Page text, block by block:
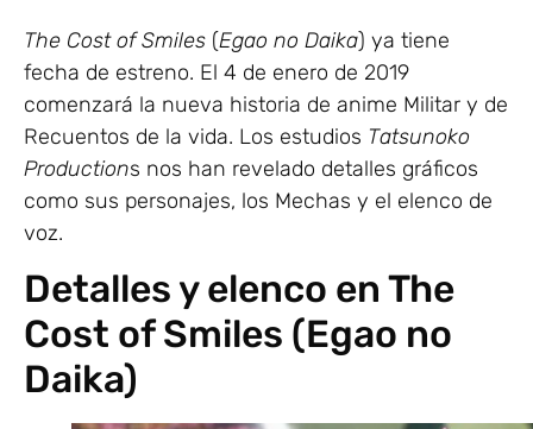
The Cost of Smiles (Egao no Daika) ya tiene
fecha de estreno. El 4 de enero de 2019
comenzará la nueva historia de anime Militar y de
Recuentos de la vida. Los estudios Tatsunoko
Productions nos han revelado detalles gráficos
como sus personajes, los Mechas y el elenco de
voz.
Detalles y elenco en The
Cost of Smiles (Egao no
Daika)